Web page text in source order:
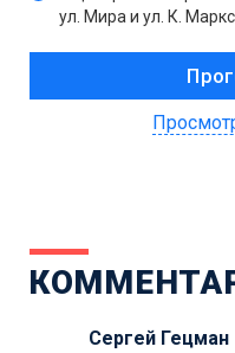
ул. Мира и ул. К.
Сергей Гецман